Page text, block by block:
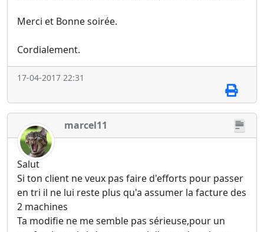
Merci et Bonne soirée.
Cordialement.
17-04-2017 22:31
marcel11
Salut
Si ton client ne veux pas faire d'efforts pour passer
en tri il ne lui reste plus qu'a assumer la facture des
2 machines
Ta modifie ne me semble pas sérieuse,pour un